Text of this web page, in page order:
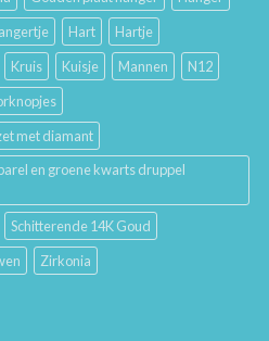
Hart
Hartje
Kruis Kuisje Mannen
N12
met diamant
en groene kwarts druppel
Schitterende 14K Goud
Zirkonia